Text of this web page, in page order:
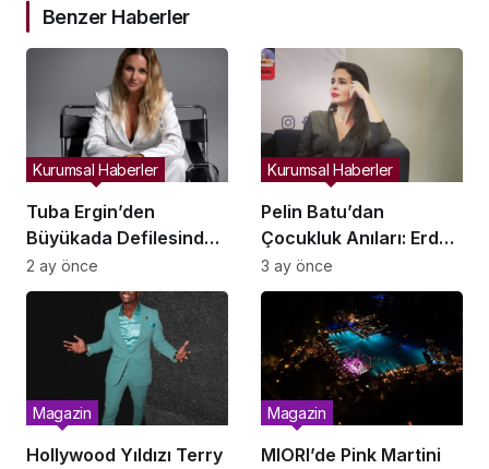
Benzer Haberler
Tuba Ergin’den
Büyükada Defilesinde
Büyük Sürpriz: Selin
Geçit Podyumda!
Kurumsal Haberler
2 ay önce
Pelin Batu’dan
Çocukluk Anıları: Erdal
İnönü Hayranlığı
Kurumsal Haberler
3 ay önce
Hollywood Yıldızı Terry
Magazin
MIORI’de Pink Martini
Magazin